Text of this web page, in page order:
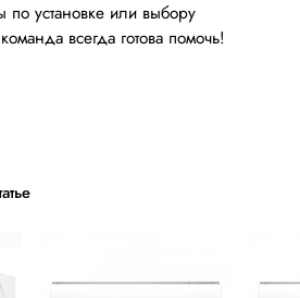
по установке или выбору
всегда готова помочь!